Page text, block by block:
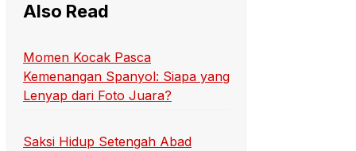
Also Read
Momen Kocak Pasca
Kemenangan Spanyol: Siapa yang
Lenyap dari Foto Juara?
Saksi Hidup Setengah Abad